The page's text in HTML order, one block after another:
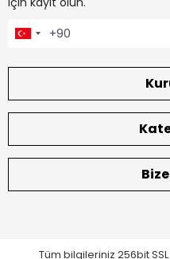
Tüm bilgileriniz 256bit